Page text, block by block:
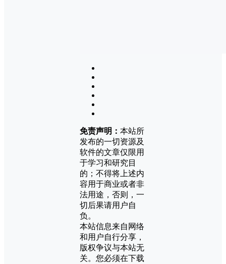
免责声明： 本站所
发布的一切资源及
软件的文章仅限用
于学习和研究目
的；不得将上述内
容用于商业或者非
法用途，否则，一
切后果请用户自
负。
本站信息来自网络
和用户自行分享，
版权争议与本站无
关。您必须在下载